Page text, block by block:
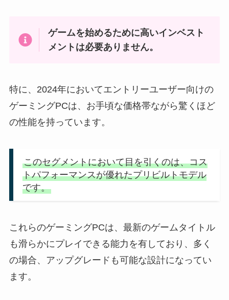
ゲームを始めるために高いインベスト
メントは必要ありません。
特に、2024年においてエントリーユーザー向けの
ゲーミングPCは、お手頃な価格帯ながら驚くほど
の性能を持っています。
このセグメントにおいて目を引くのは、コス
トパフォーマンスが優れたプリビルトモデル
です。
これらのゲーミングPCは、最新のゲームタイトル
も滑らかにプレイできる能力を有しており、多く
の場合、アップグレードも可能な設計になってい
ます。